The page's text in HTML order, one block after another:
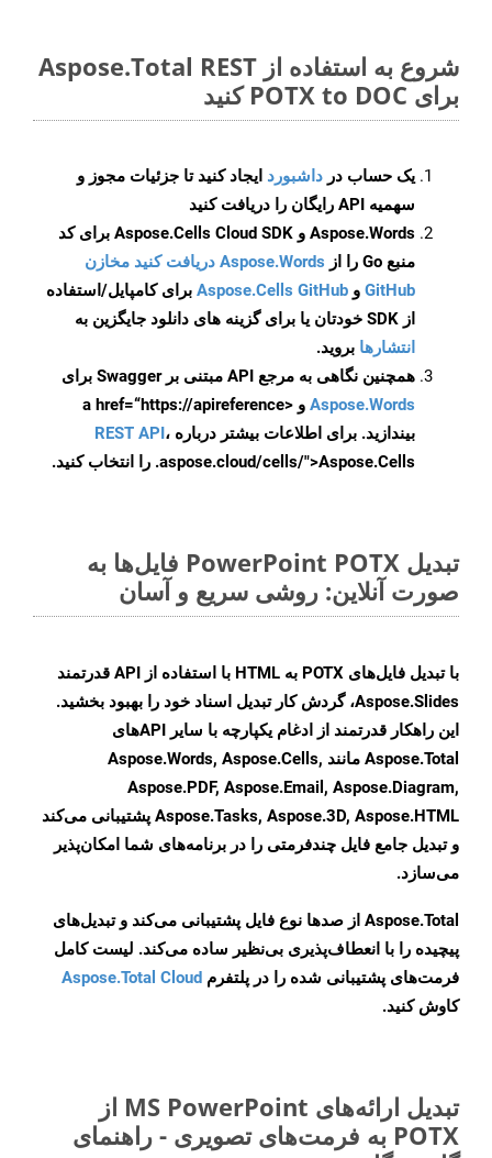
شروع به استفاده از Aspose.Total REST
برای POTX to DOC کنید
یک حساب در داشبورد ایجاد کنید تا جزئیات مجوز و
سهمیه API رایگان را دریافت کنید
Aspose.Words و Aspose.Cells Cloud SDK برای کد
منبع Go را از
Aspose.Words دریافت کنید مخازن
GitHub و Aspose.Cells GitHub برای کامپایل/استفاده
از SDK خودتان یا برای گزینه های دانلود جایگزین به
انتشارها بروید.
همچنین نگاهی به مرجع API مبتنی بر Swagger برای
Aspose.Words
و <a href=“https://apireference
بیندازید. برای اطلاعات بیشتر درباره REST API،
.aspose.cloud/cells/">Aspose.Cells را انتخاب کنید.
تبدیل PowerPoint POTX فایل‌ها به
صورت آنلاین: روشی سریع و آسان
با تبدیل فایل‌های POTX به HTML با استفاده از API قدرتمند
Aspose.Slides، گردش کار تبدیل اسناد خود را بهبود بخشید.
این راهکار قدرتمند از ادغام یکپارچه با سایر APIهای
Aspose.Total مانند Aspose.Words, Aspose.Cells,
Aspose.PDF, Aspose.Email, Aspose.Diagram,
Aspose.Tasks, Aspose.3D, Aspose.HTML پشتیبانی می‌کند
و تبدیل جامع فایل چندفرمتی را در برنامه‌های شما امکان‌پذیر
می‌سازد.
Aspose.Total از صدها نوع فایل پشتیبانی می‌کند و تبدیل‌های
پیچیده را با انعطاف‌پذیری بی‌نظیر ساده می‌کند. لیست کامل
فرمت‌های پشتیبانی شده را در پلتفرم Aspose.Total Cloud
کاوش کنید.
تبدیل ارائه‌های MS PowerPoint از
POTX به فرمت‌های تصویری - راهنمای